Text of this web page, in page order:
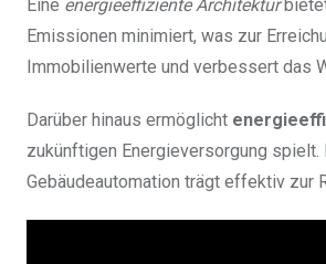
Eine energieeffiziente Architektur
Emissionen minimiert, was zur
Immobilienwerte und verbessert das
Darüber hinaus ermöglicht
zukünftigen Energieversorgung
Gebäudeautomation trägt effektiv zur